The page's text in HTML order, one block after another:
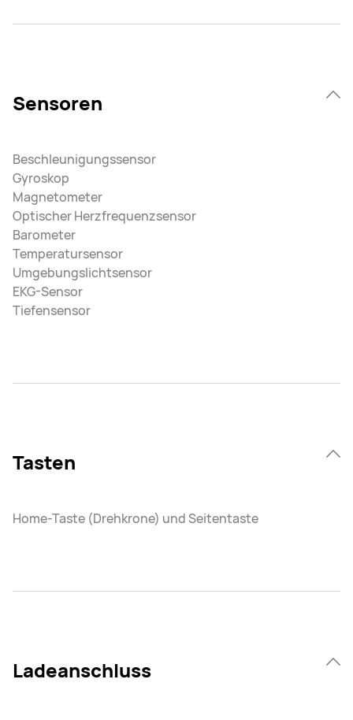
Sensoren
Beschleunigungssensor
Gyroskop
Magnetometer
Optischer Herzfrequenzsensor
Barometer
Temperatursensor
Umgebungslichtsensor
EKG-Sensor
Tiefensensor
Tasten
Home-Taste (Drehkrone) und Seitentaste
Ladeanschluss